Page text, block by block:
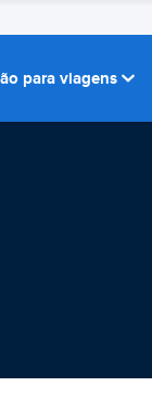
para viagens